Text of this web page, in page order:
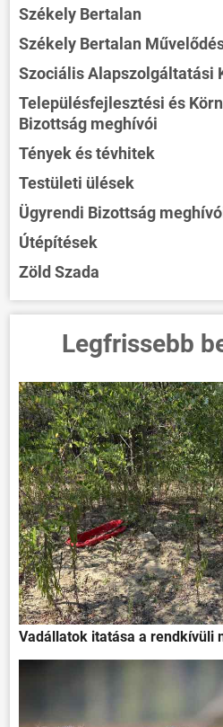
Székely Bertalan
Székely Bertalan
Szociális Alapszolgáltatási
Településfejlesztési és
Bizottság meghívói
Tények és tévhitek
Testületi ülések
Ügyrendi Bizottság
Útépítések
Zöld Szada
Legfrissebb
Vadállatok itatása a rendkívüli